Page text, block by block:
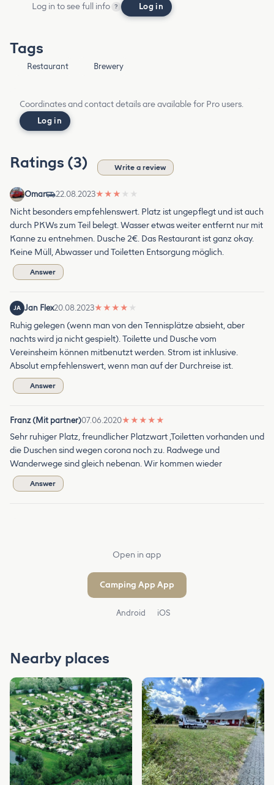
Log in to see full info ? Log in
Tags
Restaurant Brewery
Coordinates and contact details are available for Pro users.
Log in
Ratings (3) Write a review
Omar 22.08.2023★ ★ ★ ★ ★
Nicht besonders empfehlenswert. Platz ist ungepflegt und ist auch
durch PKWs zum Teil belegt. Wasser etwas weiter entfernt nur mit
Kanne zu entnehmen. Dusche 2€. Das Restaurant ist ganz okay.
Keine Müll, Abwasser und Toiletten Entsorgung möglich.
Answer
JA Jan Flex20.08.2023★ ★ ★ ★ ★
Ruhig gelegen (wenn man von den Tennisplätze absieht, aber
nachts wird ja nicht gespielt). Toilette und Dusche vom
Vereinsheim können mitbenutzt werden. Strom ist inklusive.
Absolut empfehlenswert, wenn man auf der Durchreise ist.
Answer
Franz (Mit partner)07.06.2020★ ★ ★ ★ ★
Sehr ruhiger Platz, freundlicher Platzwart ,Toiletten vorhanden und
die Duschen sind wegen corona noch zu. Radwege und
Wanderwege sind gleich nebenan. Wir kommen wieder
Answer
Open in app
Camping App App
Android iOS
Nearby places